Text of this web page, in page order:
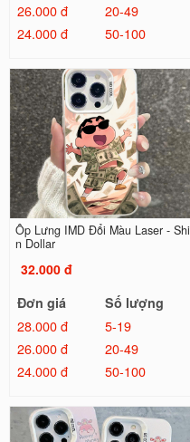
26.000 đ
20-49
24.000 đ
50-100
Ốp Lưng IMD Đổi Màu Laser - Shi
n Dollar
32.000 đ
Đơn giá
Số lượng
28.000 đ
5-19
26.000 đ
20-49
24.000 đ
50-100